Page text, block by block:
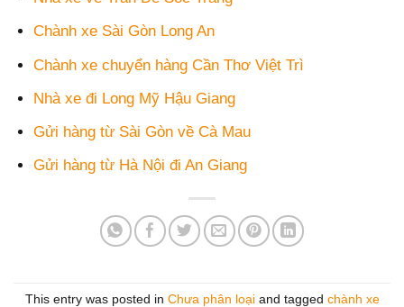
Chành xe Sài Gòn Long An
Chành xe chuyển hàng Cần Thơ Việt Trì
Nhà xe đi Long Mỹ Hậu Giang
Gửi hàng từ Sài Gòn về Cà Mau
Gửi hàng từ Hà Nội đi An Giang
This entry was posted in Chưa phân loạiand tagged chành xe